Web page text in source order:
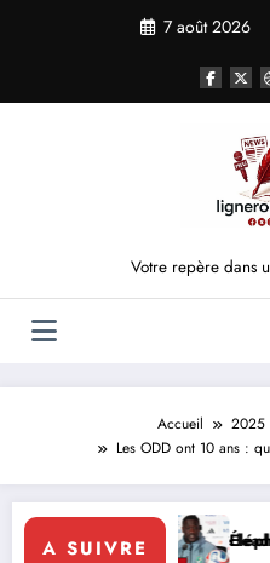
7 août 2026
Votre repère dans
Accueil 2025
Les ODD ont 10 ans :
A SUIVRE
le leadership solidaire de
Éléphants : la FIF tourne